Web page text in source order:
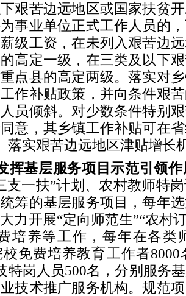
艰苦边远地区或国家扶贫
事业单位正式工作人员的
级工资，在未列入艰苦边
高定一级，在三类及以下
点县的高定两级。落实对
作补贴政策，并向条件艰
员倾斜。对少数条件特别
意，其乡镇工作补贴可在
落实艰苦边远地区津贴增长
挥基层服务项目示范引领
支一扶”计划、农村教师特
筹的基层服务项目，每年
力开展“定向师范生”“农村
培养等工作，每年在各类
免费培养教育工作者
特岗人员500名，分别服务
技术推广服务机构。规范